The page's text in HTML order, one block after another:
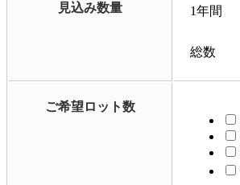
見込み数量 1年間
総数
ご希望ロット数